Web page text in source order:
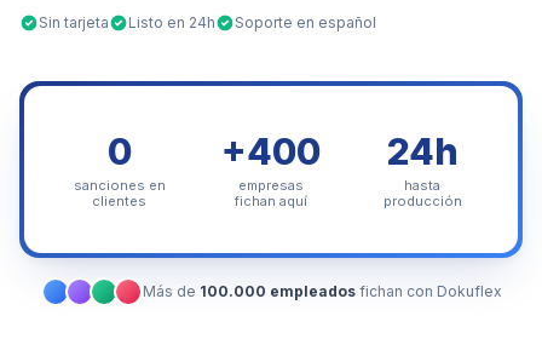
Sin tarjeta Listo en 24h Soporte en español
0
sanciones en
clientes
+400
empresas
fichan aquí
24h
hasta
producción
Más de 100.000 empleadosfichan con Dokuflex